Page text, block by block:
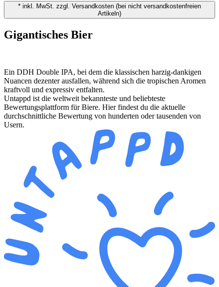
* inkl. MwSt. zzgl. Versandkosten (bei nicht versandkostenfreien
Artikeln)
Gigantisches Bier
Ein DDH Double IPA, bei dem die klassischen harzig-dankigen
Nuancen dezenter ausfallen, während sich die tropischen Aromen
kraftvoll und expressiv entfalten.
Untappd ist die weltweit bekannteste und beliebteste
Bewertungsplattform für Biere. Hier findest du die aktuelle
durchschnittliche Bewertung von hunderten oder tausenden von
Usern.